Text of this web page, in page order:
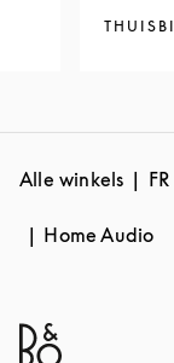
Alle winkels FR
Home Audio